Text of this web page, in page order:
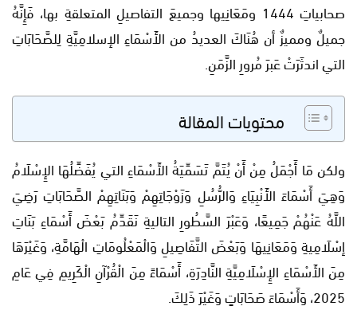
صحابياتِ 1444 ومَعَانِيها وجميعَ التفاصيلِ المتعلقةِ بها، فَإِنَّهُ
جميلٌ ومميزٌ أن هُنَاكَ العديدُ من الأَسْمَاءِ الإسلامِيَّةِ لِلصَّحَابَاتِ
التي اندثَرَتْ عَبرَ مُرورِ الزَّمَنِ.
محتويات المقالة
ولكن مَا أَجْمَلُ مِنْ أَنْ يُتَمَّ تَسَمِّيَةُ الأَسْمَاءِ التي يُفَضِّلُهَا الإِسْلَامُ
وَهِيَ أَسْمَاءَ الأَنْبِيَاءِ وَالرُّسُلِ وَزَوْجَاتِهِمْ وَبَنَاتِهِمْ الصَّحَابَاتِ رَضِيَ
اللَّهُ عَنْهُمْ جَمِيعًا، وَعَبْرَ السَّطُورِ التاليةِ نَقَدِّمُ بَعْضَ أَسْمَاءِ بَنَاتِ
إسْلَامِيةِ وَمَعَانِيهَا وَبَعْضَ التَّفَاصِيلِ وَالْمَعْلُومَاتِ الْهَامَّةِ، وَغَيْرَهَا
مِنَ الأَسْمَاءِ الإِسْلَامِيَّةِ النَّادِرَةِ، أَسْمَاءً مِنَ الْقُرْآنِ الْكَرِيمِ فِي عَامِ
2025، وَأَسْمَاءَ صَحَابَاتٍ وَغَيْرَ ذَلِكَ.